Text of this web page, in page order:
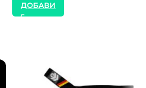
ДОБАВИ